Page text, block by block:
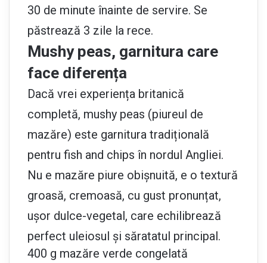
30 de minute înainte de servire. Se
păstrează 3 zile la rece.
Mushy peas, garnitura care
face diferența
Dacă vrei experiența britanică
completă, mushy peas (piureul de
mazăre) este garnitura tradițională
pentru fish and chips în nordul Angliei.
Nu e mazăre piure obișnuită, e o textură
groasă, cremoasă, cu gust pronunțat,
ușor dulce-vegetal, care echilibrează
perfect uleiosul și săratatul principal.
400 g mazăre verde congelată